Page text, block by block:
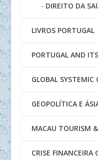
DIREITO DA
LIVROS PORTUGAL
PORTUGAL AND
GLOBAL SYSTEMIC
GEOPOLÍTICA E
MACAU TOURISM
CRISE FINANCEIRA